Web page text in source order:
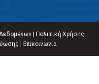
|
Πολιτική Χρήσης
Επικοινωνία